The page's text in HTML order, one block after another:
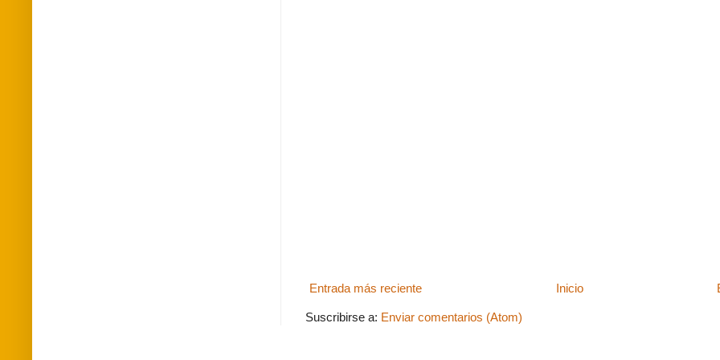
Entrada más reciente Inicio
Suscribirse a: Enviar comentarios (Atom)